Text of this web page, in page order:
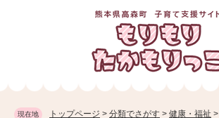
メニューを飛ばして本文へ
現在地 トップページ > 分類でさがす > 健康・福祉 >